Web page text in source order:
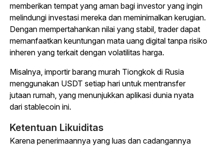
memberikan tempat yang aman bagi investor yang ingin
melindungi investasi mereka dan meminimalkan kerugian.
Dengan mempertahankan nilai yang stabil, trader dapat
memanfaatkan keuntungan mata uang digital tanpa risiko
inheren yang terkait dengan volatilitas harga.
Misalnya, importir barang murah Tiongkok di Rusia
menggunakan USDT setiap hari untuk mentransfer
jutaan rumah, yang menunjukkan aplikasi dunia nyata
dari stablecoin ini.
Ketentuan Likuiditas
Karena penerimaannya yang luas dan cadangannya